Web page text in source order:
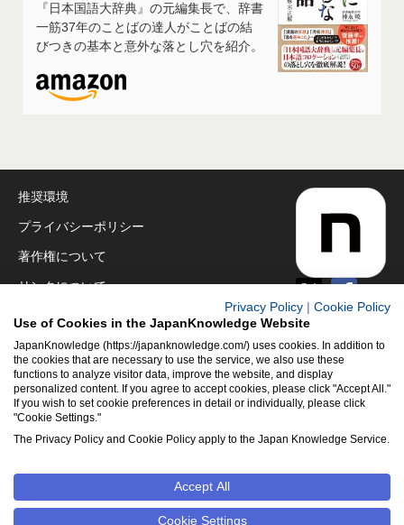
『日本国語大辞典』の元編集長で、辞書
一筋37年のことばの達人がことばの結
びつきの基本と意外な落とし穴を紹介。
推奨環境
プライバシーポリシー
著作権について
リンクについて
免責事項
運営会社
アクセシビリティ対応
クッキーポリシー
Cookie設定
NetAdvance Inc. All rights reserved.
写真・イラスト等のすべてのコンテンツの無断複写・転載を禁じ
Privacy Policy
Cookie Policy
Use of Cookies in the JapanKnowledge Website
JapanKnowledge (https://japanknowledge.com/) uses cookies. In addition to
the cookies that are necessary to use the service, we also use these
functions to analyze visitor data, improve the website, and display
personalized content. If you agree to accept cookies, please click "Accept All."
If you wish to set cookie preferences in detail or individually, please click
"Cookie Settings."
The Privacy Policy and Cookie Policy apply to the Japan Knowledge Service.
Accept All
Cookie Settings